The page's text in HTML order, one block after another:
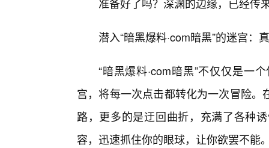
潜入“暗黑爆料·com暗黑”的迷宫：
“暗黑爆料·com暗黑”不仅仅是一
宫，将每一次点击都转化为一次冒险
路，更多的是迂回曲折，充满了各种
容，迅速抓住你的眼球，让你欲罢不能